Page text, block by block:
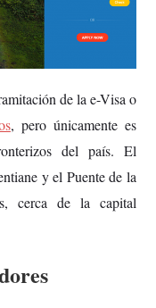
de la e-Visa o
, pero únicamente es
del país. El
y el Puente de la
cerca de la capital